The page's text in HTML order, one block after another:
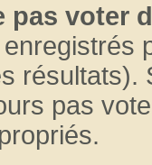
pas voter
pas